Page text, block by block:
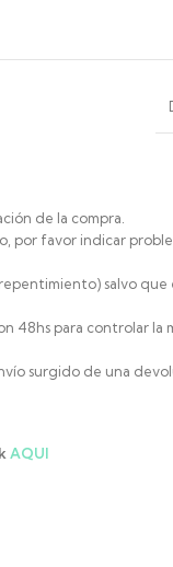
de la compra.
por favor indicar
salvo que
48hs para controlar la
surgido de una
AQUI